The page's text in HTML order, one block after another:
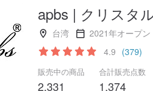
apbs | クリスタ
台湾
2021年オープン
4.9 (379)
販売中の商品
2,331
合計販売点数
1,374